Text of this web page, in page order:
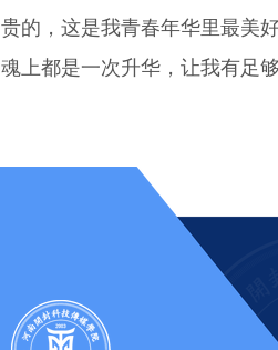
贵的，这是我青春年华里最美
魂上都是一次升华，让我有足